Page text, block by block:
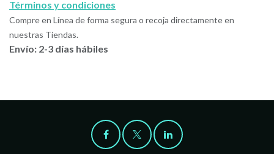
Términos y condiciones
Compre en Línea de forma segura o recoja directamente en
nuestras Tiendas.
Envío: 2-3 días hábiles